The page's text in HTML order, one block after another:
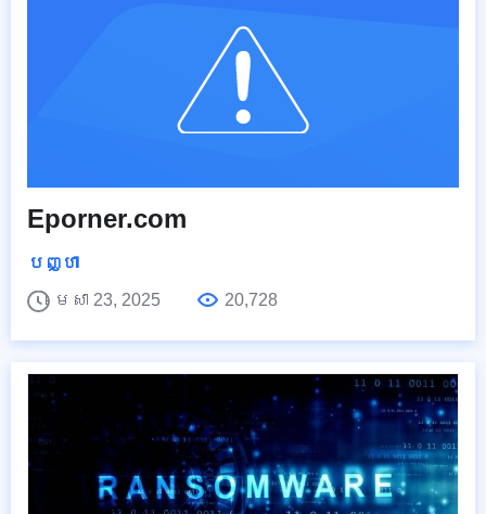
Eporner.com
បញ្ហា
មេសា 23, 2025
20,728